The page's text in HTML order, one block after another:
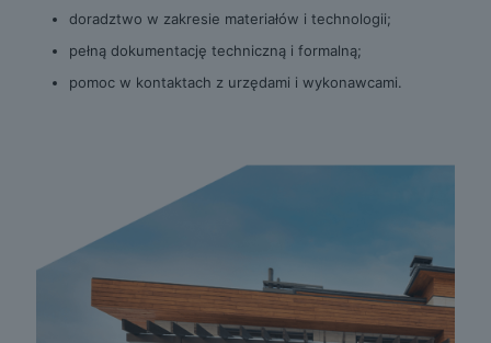
doradztwo w zakresie materiałów i technologii;
pełną dokumentację techniczną i formalną;
pomoc w kontaktach z urzędami i wykonawcami.